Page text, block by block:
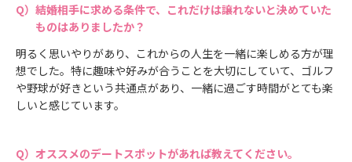
結婚相手に求める条件で、これだけは譲れないと決めていた
ものはありましたか？
明るく思いやりがあり、これからの人生を一緒に楽しめる方が理
想でした。特に趣味や好みが合うことを大切にしていて、ゴルフ
や野球が好きという共通点があり、一緒に過ごす時間がとても楽
しいと感じています。
オススメのデートスポットがあれば教えてください。